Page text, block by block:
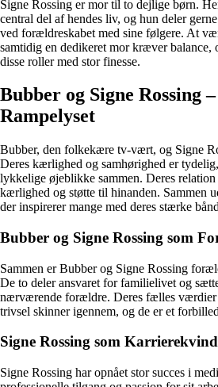
Signe Rossing er mor til to dejlige børn.
central del af hendes liv, og hun deler
ved forældreskabet med sine følgere. At
samtidig en dedikeret mor kræver balance,
disse roller med stor finesse.
Bubber og Signe Rossing
Rampelyset
Bubber, den folkekære tv-vært, og Signe
Deres kærlighed og samhørighed er
lykkelige øjeblikke sammen. Deres
kærlighed og støtte til hinanden. Sammen
der inspirerer mange med deres stærke
Bubber og Signe Rossing som
Sammen er Bubber og Signe Rossing
De to deler ansvaret for familielivet og
nærværende forældre. Deres fælles værdier
trivsel skinner igennem, og de er et
Signe Rossing som
Signe Rossing har opnået stor succes i